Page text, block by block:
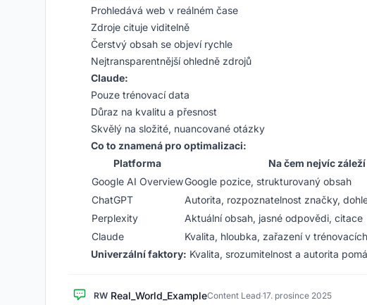
Prohledává web v reálném čase
Zdroje cituje viditelně
Čerstvý obsah se objeví rychle
Nejtransparentnější ohledně zdrojů
Claude:
Pouze trénovací data
Důraz na kvalitu a přesnost
Skvělý na složité, nuancované otázky
Co to znamená pro optimalizaci:
Platforma
Na čem nejvíc záleží
Google AI OverviewGoogle pozice, strukturovaný obsah
ChatGPT
Autorita, rozpoznatelnost značky,
Perplexity
Aktuální obsah, jasné odpovědi, citace
Claude
Kvalita, hloubka, zařazení v
Univerzální faktory: Kvalita, srozumitelnost a autorita
RW Real_World_ExampleContent Lead·17. prosince 2025